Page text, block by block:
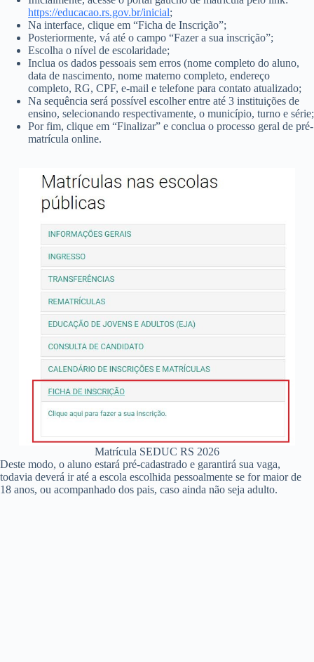
https://educacao.rs.gov.br/inicial;
Na interface, clique em “Ficha de Inscrição”;
Posteriormente, vá até o campo “Fazer a sua inscrição”;
Escolha o nível de escolaridade;
Inclua os dados pessoais sem erros (nome completo do aluno,
data de nascimento, nome materno completo, endereço
completo, RG, CPF, e-mail e telefone para contato atualizado;
Na sequência será possível escolher entre até 3 instituições de
ensino, selecionando respectivamente, o município, turno e série;
Por fim, clique em “Finalizar” e conclua o processo geral de pré-
matrícula online.
Matrícula SEDUC RS 2026
Deste modo, o aluno estará pré-cadastrado e garantirá sua vaga,
todavia deverá ir até a escola escolhida pessoalmente se for maior de
18 anos, ou acompanhado dos pais, caso ainda não seja adulto.